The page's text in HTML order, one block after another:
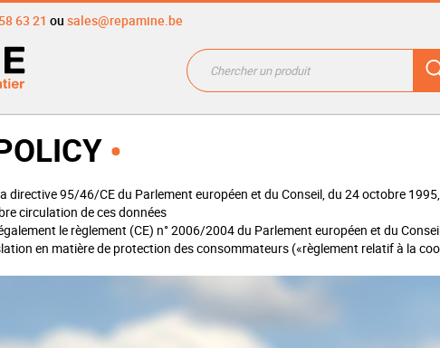
63 21 ou sales@repamine.be
directive 95/46/CE du Parlement européen et du Conseil, du 24 octobre
circulation de ces données
le règlement (CE) n° 2006/2004 du Parlement européen et du
en matière de protection des consommateurs («règlement relatif à la